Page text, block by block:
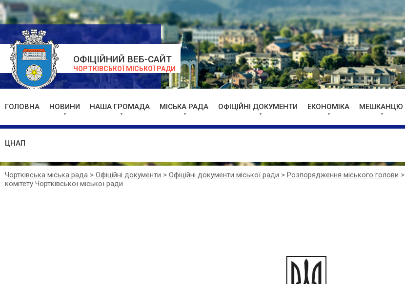
ОФІЦІЙНИЙ ВЕБ-САЙТ
ЧОРТКІВСЬКОЇ МІСЬКОЇ РАДИ
ГОЛОВНА НОВИНИ НАША ГРОМАДА МІСЬКА РАДА ОФІЦІЙНІ ДОКУМЕНТИ ЕКОНОМІКА МЕШКАНЦЮ
ЦНАП
Чортківська міська рада > Офіційні документи > Офіційні документи міської ради > Розпорядження міського голови >
комітету Чортківської міської ради